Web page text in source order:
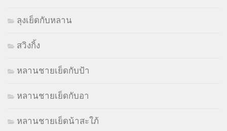
ลุงเย็ดกับหลาน
สวิงกิ้ง
หลานชายเย็ดกับป้า
หลานชายเย็ดกับอา
หลานชายเย็ดน้าสะใภ้